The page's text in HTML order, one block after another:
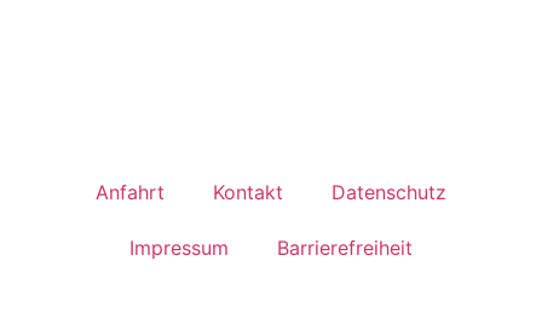
Anfahrt Kontakt Datenschutz
Impressum Barrierefreiheit